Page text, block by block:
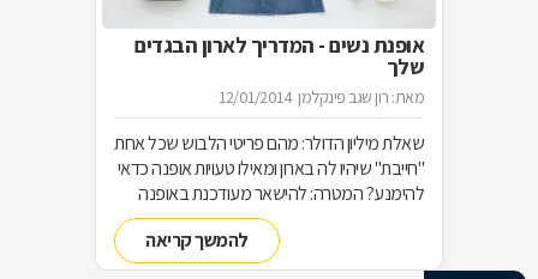
אופנת נשים - המדריך לארון הבגדים
שלך
מאת: רון שגב פינקלמן 12/01/2014
שאלת מיליון הדולר: מהם פריטי הלבוש שכל אחת
"חייבת" שיהיו לה בארון ומאילו טעויות אופנה כדאי
להימנע? המטרה: להישאר מעודכנת באופנה
מבלי להחליף מלתחה שלמה כל עונה האמצעי:
להמשך קריאה